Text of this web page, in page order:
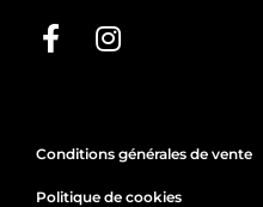
Conditions générales de vente
Politique de cookies